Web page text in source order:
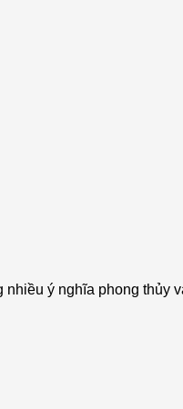
ý nghĩa phong thủy